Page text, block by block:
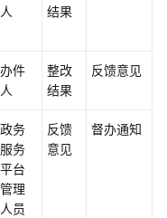
人
结果
办件
人
整改
结果
反馈意见
政务
服务
平台
管理
人员
反馈
意见
督办通知